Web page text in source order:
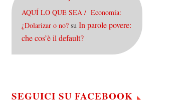
AQUÍ LO QUE SEA / Economía:
¿Dolarizar o no? su In parole povere:
che cos’è il default?
SEGUICI SU FACEBOOK